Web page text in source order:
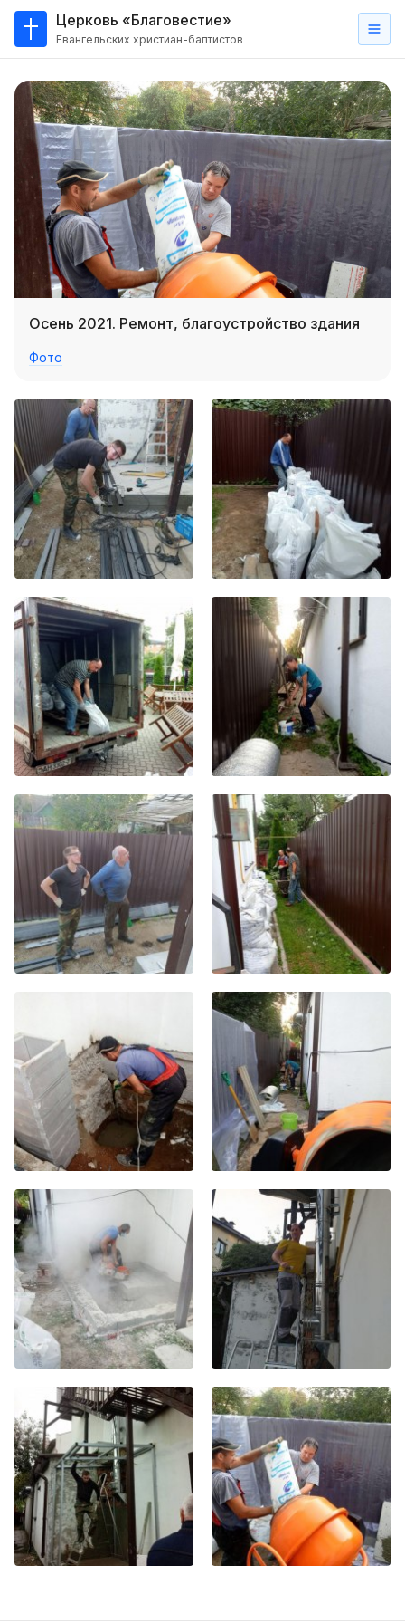
Церковь «Благовестие»
Евангельских христиан-баптистов
нас
Кто такие баптисты?
Мы на карте
Проповеди
Пасторское наставление
Проповеди
Трансляции
Хор
Прославление
Библия
Воскресная
школа
Фото Воскресной школы
Видео Воскресной школы
Фото
Видео
Архив
Пожертвования
Осень 2021. Ремонт, благоустройство здания
Фото